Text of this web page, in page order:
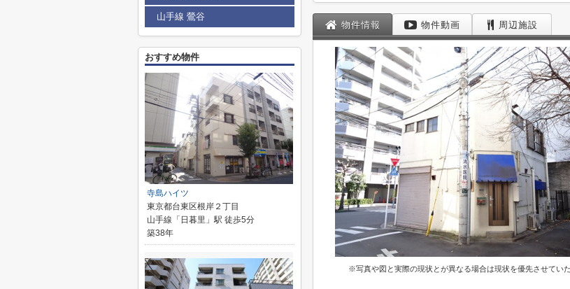
物件情報 物件動画 周辺施設
※写真や図と実際の現状とが異なる場合は現状を優先させてい
山手線 鶯谷
おすすめ物件
寺島ハイツ
東京都台東区根岸２丁目
山手線「日暮里」駅 徒歩5分
築38年